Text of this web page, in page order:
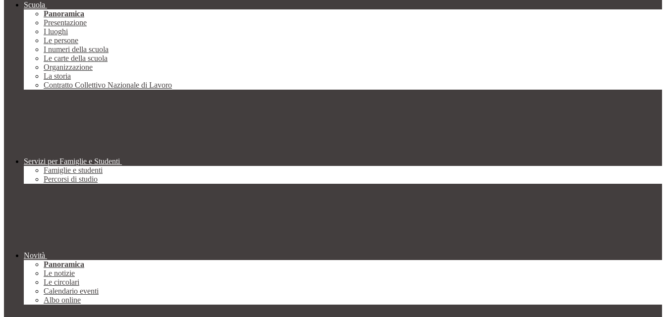
Scuola
Panoramica
Presentazione
I luoghi
Le persone
I numeri della scuola
Le carte della scuola
Organizzazione
La storia
Contratto Collettivo Nazionale di Lavoro
Servizi per Famiglie e Studenti
Famiglie e studenti
Percorsi di studio
Novità
Panoramica
Le notizie
Le circolari
Calendario eventi
Albo online